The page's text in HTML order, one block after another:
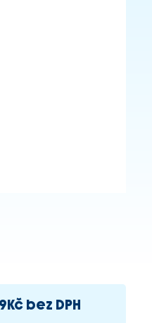
bez DPH